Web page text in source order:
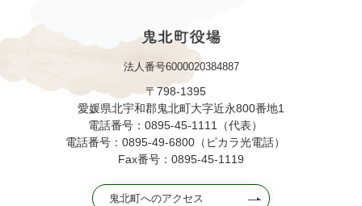
法人番号6000020384887
〒798-1395
愛媛県北宇和郡鬼北町大字近永800番地1
電話番号：0895-45-1111（代表）
電話番号：0895-49-6800（ピカラ光電話）
Fax番号：0895-45-1119
鬼北町へのアクセス